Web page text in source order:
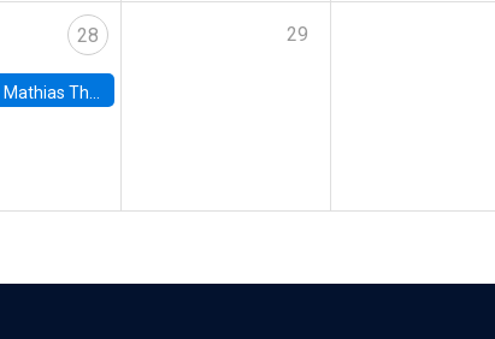
28
Mathias Thoenig, University of Lausanne
29